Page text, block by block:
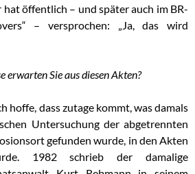
öffentlich – und später auch im BR-
– versprochen: „Ja, das wird
erwarten Sie aus diesen Akten?
hoffe, dass zutage kommt, was damals
Untersuchung der abgetrennten
gefunden wurde, in den Akten
1982 schrieb der damalige